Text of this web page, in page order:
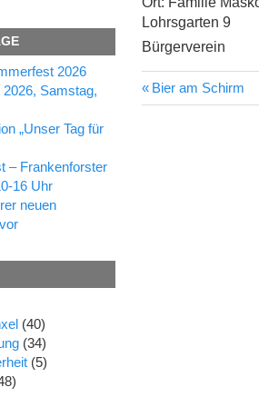
Lohrsgarten 9
Bürgerverein
Vorheriger
Beitrag:
Bier am Schirm
2026
Samstag,
„Unser Tag für
– Frankenforster
16 Uhr
neuen
(40)
(34)
(5)